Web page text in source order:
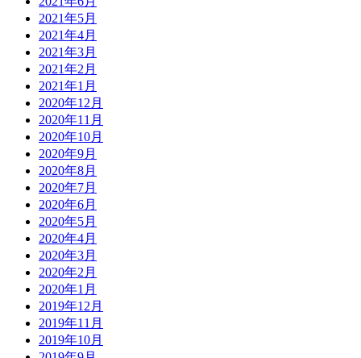
2021年5月
2021年4月
2021年3月
2021年2月
2021年1月
2020年12月
2020年11月
2020年10月
2020年9月
2020年8月
2020年7月
2020年6月
2020年5月
2020年4月
2020年3月
2020年2月
2020年1月
2019年12月
2019年11月
2019年10月